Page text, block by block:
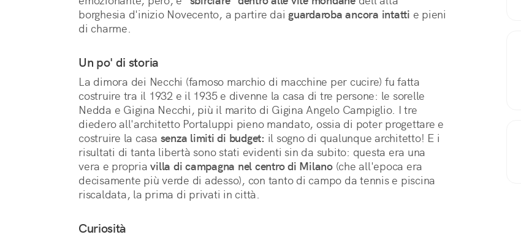
borghesia d'inizio Novecento, a partire dai guardaroba ancora intatti e pieni
di charme.
Un po' di storia
La dimora dei Necchi (famoso marchio di macchine per cucire) fu fatta
costruire tra il 1932 e il 1935 e divenne la casa di tre persone: le sorelle
Nedda e Gigina Necchi, più il marito di Gigina Angelo Campiglio. I tre
diedero all'architetto Portaluppi pieno mandato, ossia di poter progettare e
costruire la casa senza limiti di budget: il sogno di qualunque architetto! E i
risultati di tanta libertà sono stati evidenti sin da subito: questa era una
vera e propriavilla di campagna nel centro di Milano(che all'epoca era
decisamente più verde di adesso), con tanto di campo da tennis e piscina
riscaldata, la prima di privati in città.
Curiosità